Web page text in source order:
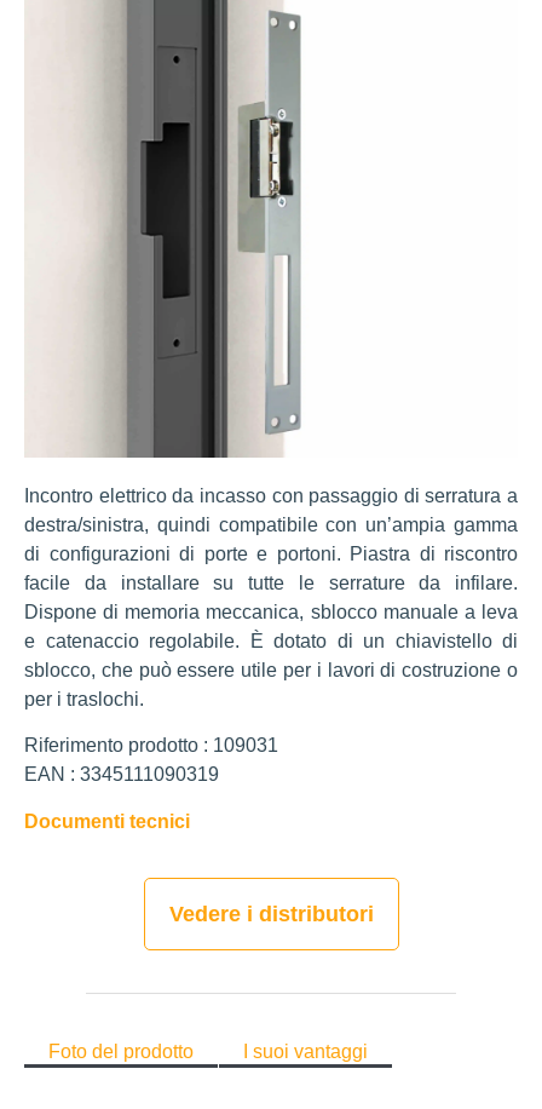
Incontro elettrico da incasso con passaggio di serratura a
destra/sinistra, quindi compatibile con un’ampia gamma
di configurazioni di porte e portoni. Piastra di riscontro
facile da installare su tutte le serrature da infilare.
Dispone di memoria meccanica, sblocco manuale a leva
e catenaccio regolabile. È dotato di un chiavistello di
sblocco, che può essere utile per i lavori di costruzione o
per i traslochi.
Riferimento prodotto : 109031
EAN : 3345111090319
Documenti tecnici
Vedere i distributori
Foto del prodotto I suoi vantaggi